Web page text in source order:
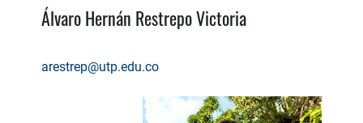
Álvaro Hernán Restrepo Victoria
arestrep@utp.edu.co